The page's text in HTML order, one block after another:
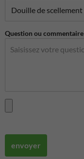
Question ou commentaire
envoyer